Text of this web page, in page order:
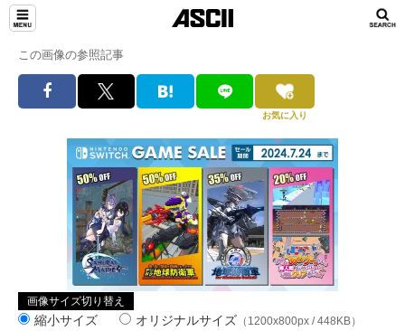
この画像の参照記事
お気に入り
画像サイズ切り替え
縮小サイズ オリジナルサイズ （1200x800px / 448KB）